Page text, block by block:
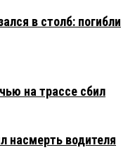
в столб: погибли
на трассе сбил
насмерть водителя